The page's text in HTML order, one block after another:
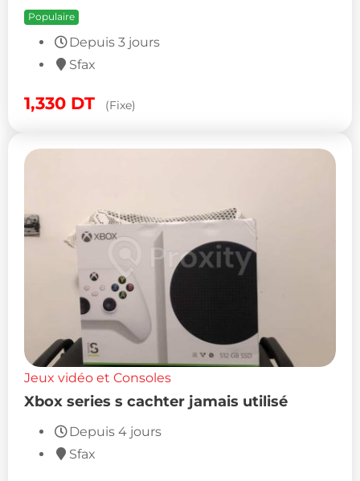
Populaire
Depuis 3 jours
Sfax
1,330 DT (Fixe)
Jeux vidéo et Consoles
Xbox series s cachter jamais utilisé
Depuis 4 jours
Sfax